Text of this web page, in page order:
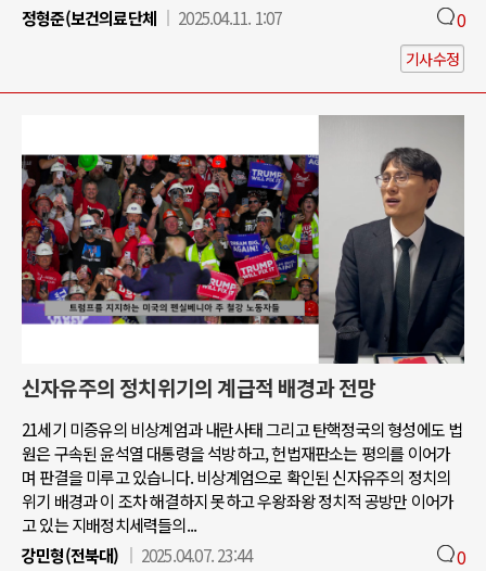
정형준(보건의료단체
2025.04.11. 1:07 0
기사수정
신자유주의 정치위기의 계급적 배경과 전망
21세기 미증유의 비상계엄과 내란사태 그리고 탄핵정국의 형성에도 법
원은 구속된 윤석열 대통령을 석방하고, 헌법재판소는 평의를 이어가
며 판결을 미루고 있습니다. 비상계엄으로 확인된 신자유주의 정치의
위기 배경과 이 조차 해결하지 못하고 우왕좌왕 정치적 공방만 이어가
고 있는 지배정치세력들의...
강민형(전북대)
2025.04.07. 23:44 0